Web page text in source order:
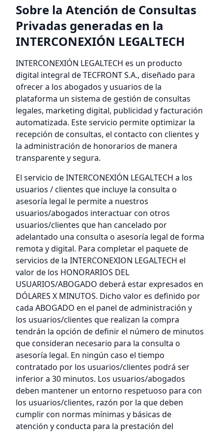
Sobre la Atención de Consultas
Privadas generadas en la
INTERCONEXIÓN LEGALTECH
INTERCONEXIÓN LEGALTECH es un producto
digital integral de TECFRONT S.A., diseñado para
ofrecer a los abogados y usuarios de la
plataforma un sistema de gestión de consultas
legales, marketing digital, publicidad y facturación
automatizada. Este servicio permite optimizar la
recepción de consultas, el contacto con clientes y
la administración de honorarios de manera
transparente y segura.
El servicio de INTERCONEXIÓN LEGALTECH a los
usuarios / clientes que incluye la consulta o
asesoría legal le permite a nuestros
usuarios/abogados interactuar con otros
usuarios/clientes que han cancelado por
adelantado una consulta o asesoría legal de forma
remota y digital. Para completar el paquete de
servicios de la INTERCONEXION LEGALTECH el
valor de los HONORARIOS DEL
USUARIOS/ABOGADO deberá estar expresados en
DÓLARES X MINUTOS. Dicho valor es definido por
cada ABOGADO en el panel de administración y
los usuarios/clientes que realizan la compra
tendrán la opción de definir el número de minutos
que consideran necesario para la consulta o
asesoría legal. En ningún caso el tiempo
contratado por los usuarios/clientes podrá ser
inferior a 30 minutos. Los usuarios/abogados
deben mantener un entorno respetuoso para con
los usuarios/clientes, razón por la que deben
cumplir con normas mínimas y básicas de
atención y conducta para la prestación del